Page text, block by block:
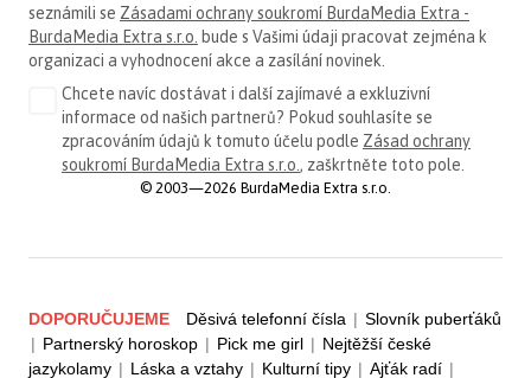
seznámili se Zásadami ochrany soukromí BurdaMedia Extra -
BurdaMedia Extra s.r.o. bude s Vašimi údaji pracovat zejména k
organizaci a vyhodnocení akce a zasílání novinek.
Chcete navíc dostávat i další zajímavé a exkluzivní
informace od našich partnerů? Pokud souhlasíte se
zpracováním údajů k tomuto účelu podle Zásad ochrany
soukromí BurdaMedia Extra s.r.o. , zaškrtněte toto pole.
© 2003—2026 BurdaMedia Extra s.r.o.
DOPORUČUJEME Děsivá telefonní čísla | Slovník puberťáků
| Partnerský horoskop | Pick me girl | Nejtěžší české
jazykolamy | Láska a vztahy | Kulturní tipy | Ajťák radí |